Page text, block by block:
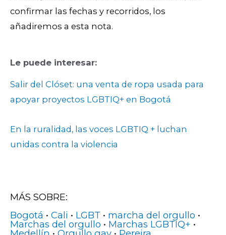
confirmar las fechas y recorridos, los
añadiremos a esta nota.
Le puede interesar:
Salir del Clóset: una venta de ropa usada para
apoyar proyectos LGBTIQ+ en Bogotá
En la ruralidad, las voces LGBTIQ + luchan
unidas contra la violencia
MÁS SOBRE:
Bogotá • Cali • LGBT • marcha del orgullo •
Marchas del orgullo • Marchas LGBTIQ+ •